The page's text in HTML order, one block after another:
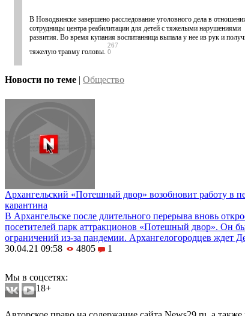
В Новодвинске завершено расследование уголовного дела в
сотрудницы центра реабилитации для детей с тяжелыми нарушениями
развития. Во время купания воспитанница выпала у нее из рук и
тяжелую травму головы.
267
0
Новости по теме | Общество
Архангельский «Потешный двор» возобновит работу в
карантина
В Архангельске после длительного перерыва вновь
посетителей парк аттракционов «Потешный двор». Он
ограничений из-за пандемии. Архангелогородцев ждет
30.04.21 09:58
4805
1
Мы в соцсетях:
18+